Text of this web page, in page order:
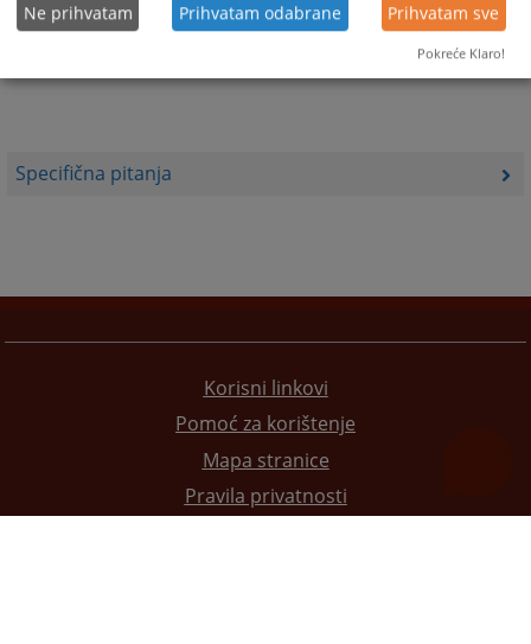
Specifična pitanja
Korisni linkovi
Pomoć za korištenje
Mapa stranice
Pravila privatnosti
Ne prihvatam Prihvatam odabrane Prihvatam sve
Pokreće Klaro!